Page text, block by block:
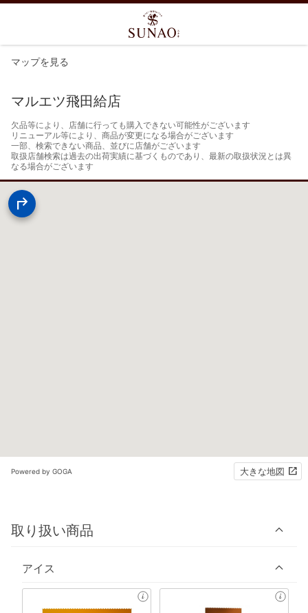
マップを見る
マルエツ飛田給店
欠品等により、店舗に行っても購入できない可能性がございます
リニューアル等により、商品が変更になる場合がございます
一部、検索できない商品、並びに店舗がございます
取扱店舗検索は過去の出荷実績に基づくものであり、最新の取扱状況とは異
なる場合がございます
Powered by GOGA 大きな地図
取り扱い商品
アイス